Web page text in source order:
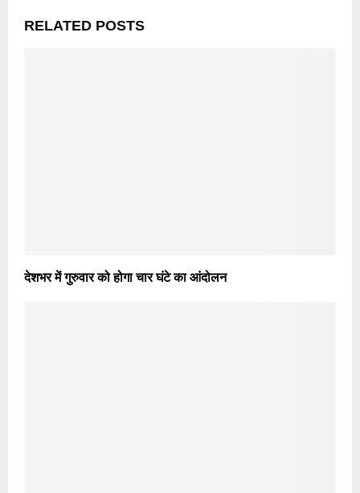
RELATED POSTS
देशभर में गुरुवार को होगा चार घंटे का आंदोलन